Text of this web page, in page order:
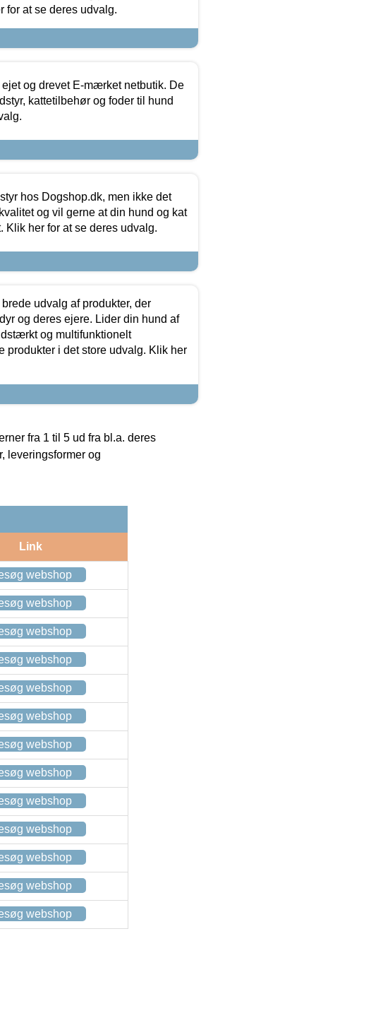
for at se deres udvalg.
og drevet E-mærket netbutik. De
kattetilbehør og foder til hund
hos Dogshop.dk, men ikke det
og vil gerne at din hund og kat
Klik her for at se deres udvalg.
udvalg af produkter, der
og deres ejere. Lider din hund af
og multifunktionelt
produkter i det store udvalg. Klik her
fra 1 til 5 ud fra bl.a. deres
leveringsformer og
Link
webshop
webshop
webshop
webshop
webshop
webshop
webshop
webshop
webshop
webshop
webshop
webshop
webshop